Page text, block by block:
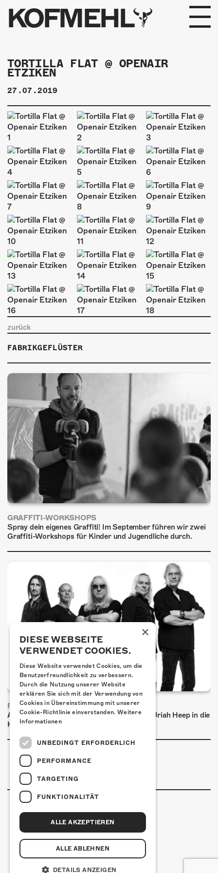
KOFMEHL
PROGRAMM
FABRIKGEFLÜSTER
GALERIE
FOTOGALERIE
PHOTOMAT
KONTAKT
ÜBER UNS
GÖNNEREI
SHOP
MITMACHEN
TORTILLA FLAT @ OPENAIR
ETZIKEN
27.07.2019
zurück
FABRIKGEFLÜSTER
GRAFFITI-WORKSHOPS
Spray dein eigenes Graffiti! Im September führen wir zwei
Graffiti-Workshops für Kinder und Jugendliche durch.
FRISCH BESTÄTIGT: URIAH HEEP
Am Sonntag, 15. November 2026 kommen Uriah Heep in die
Kulturfabrik Kofmehl!
Kulturfabrik Kofmehl
Kofmehlweg 1
+41 32 621 20 60
×
DIESE WEBSEITE
VERWENDET COOKIES.
Diese Website verwendet Cookies, um die
Benutzerfreundlichkeit zu verbessern.
Durch die Nutzung unserer Website
erklären Sie sich mit der Verwendung von
Cookies in Übereinstimmung mit unserer
Cookie-Richtlinie einverstanden. Weitere
Informationen
UNBEDINGT ERFORDERLICH
PERFORMANCE
TARGETING
FUNKTIONALITÄT
ALLE AKZEPTIEREN
ALLE ABLEHNEN
DETAILS ANZEIGEN